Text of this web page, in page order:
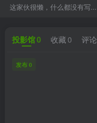
这家伙很懒，什么都没有写...
投影馆0 收藏 0 评论
发布 0